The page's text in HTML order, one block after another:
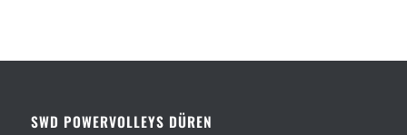
SWD POWERVOLLEYS DÜREN